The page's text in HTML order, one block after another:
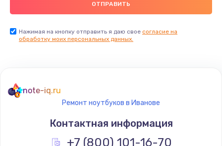
Нажимая на кнопку отправить я даю свое согласие на
обработку моих персональных данных.
note-iq.ru
Ремонт ноутбуков в Иванове
Контактная информация
+7 (800) 101-16-70